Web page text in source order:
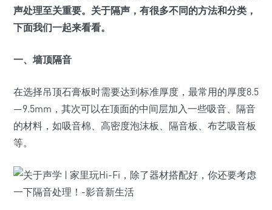
声处理至关重要。关于隔声，有很多不同的方法和分类，
下面我们一起来看看。
一、墙顶隔音
在选择吊顶石膏板时需要达到标准厚度，最常用的厚度8.5
—9.5mm，其次可以在顶面的中间层加入一些吸音、隔音
的材料，如吸音棉、高密度泡沫板、隔音板、布艺吸音板
等。